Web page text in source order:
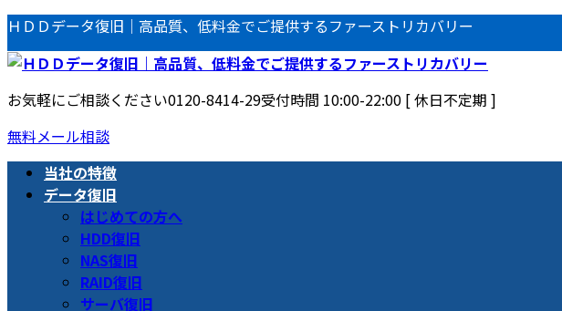
コ
ン
テ
ン
ツ
へ
ス
ナ
ビ
ゲ
ー
シ
ョ
ン
ＨＤＤデータ復旧｜高品質、低料金でご提供するファーストリカバリー
お気軽にご相談ください0120-8414-29受付時間 10:00-22:00 [ 休日不定期 ]
無料メール相談
当社の特徴
データ復旧
はじめての方へ
HDD復旧
NAS復旧
RAID復旧
サーバ復旧